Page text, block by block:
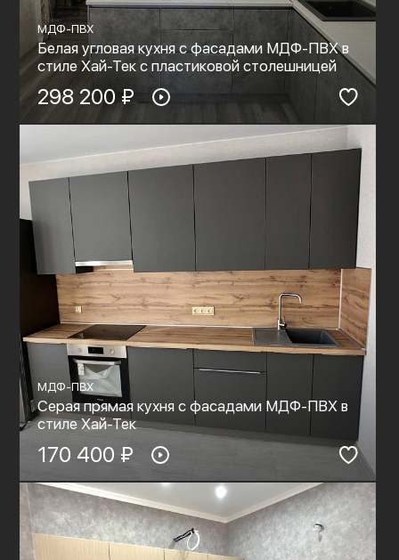
МДФ-ПВХ
Белая угловая кухня с фасадами МДФ-ПВХ в
стиле Хай-Тек с пластиковой столешницей
298 200 ₽
МДФ-ПВХ
Серая прямая кухня с фасадами МДФ-ПВХ в
стиле Хай-Тек
170 400 ₽